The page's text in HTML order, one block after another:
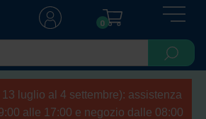
0
luglio al 4 settembre): assistenza
alle 17:00 e negozio dalle 08:00